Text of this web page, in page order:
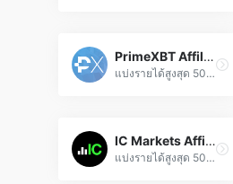
PrimeXBT Affiliate
แบ่งรายได้สูงสุด 50% พร้อมการจ่ายเงินที่รวดเร็ว และเครื่องมือการตลาดขั้นสูง
IC Markets Affiliate
แบ่งรายได้สูงสุด 50% พร้อมเครื่องมือการตลาดระดับมืออาชีพและการสนับสนุนเฉพาะทาง